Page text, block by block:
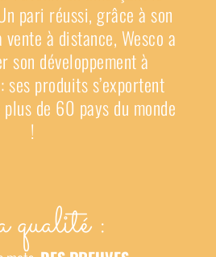
pari réussi, grâce à son
à distance, Wesco a
son développement à
ses produits s’exportent
plus de 60 pays du monde
!
: